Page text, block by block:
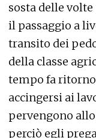
sosta delle
il passaggio a
transito dei
della classe
tempo fa
accingersi ai
pervengono
perciò egli